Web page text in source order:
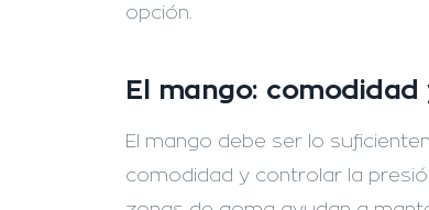
opción.
El mango: comodidad
El mango debe ser lo
comodidad y controlar la